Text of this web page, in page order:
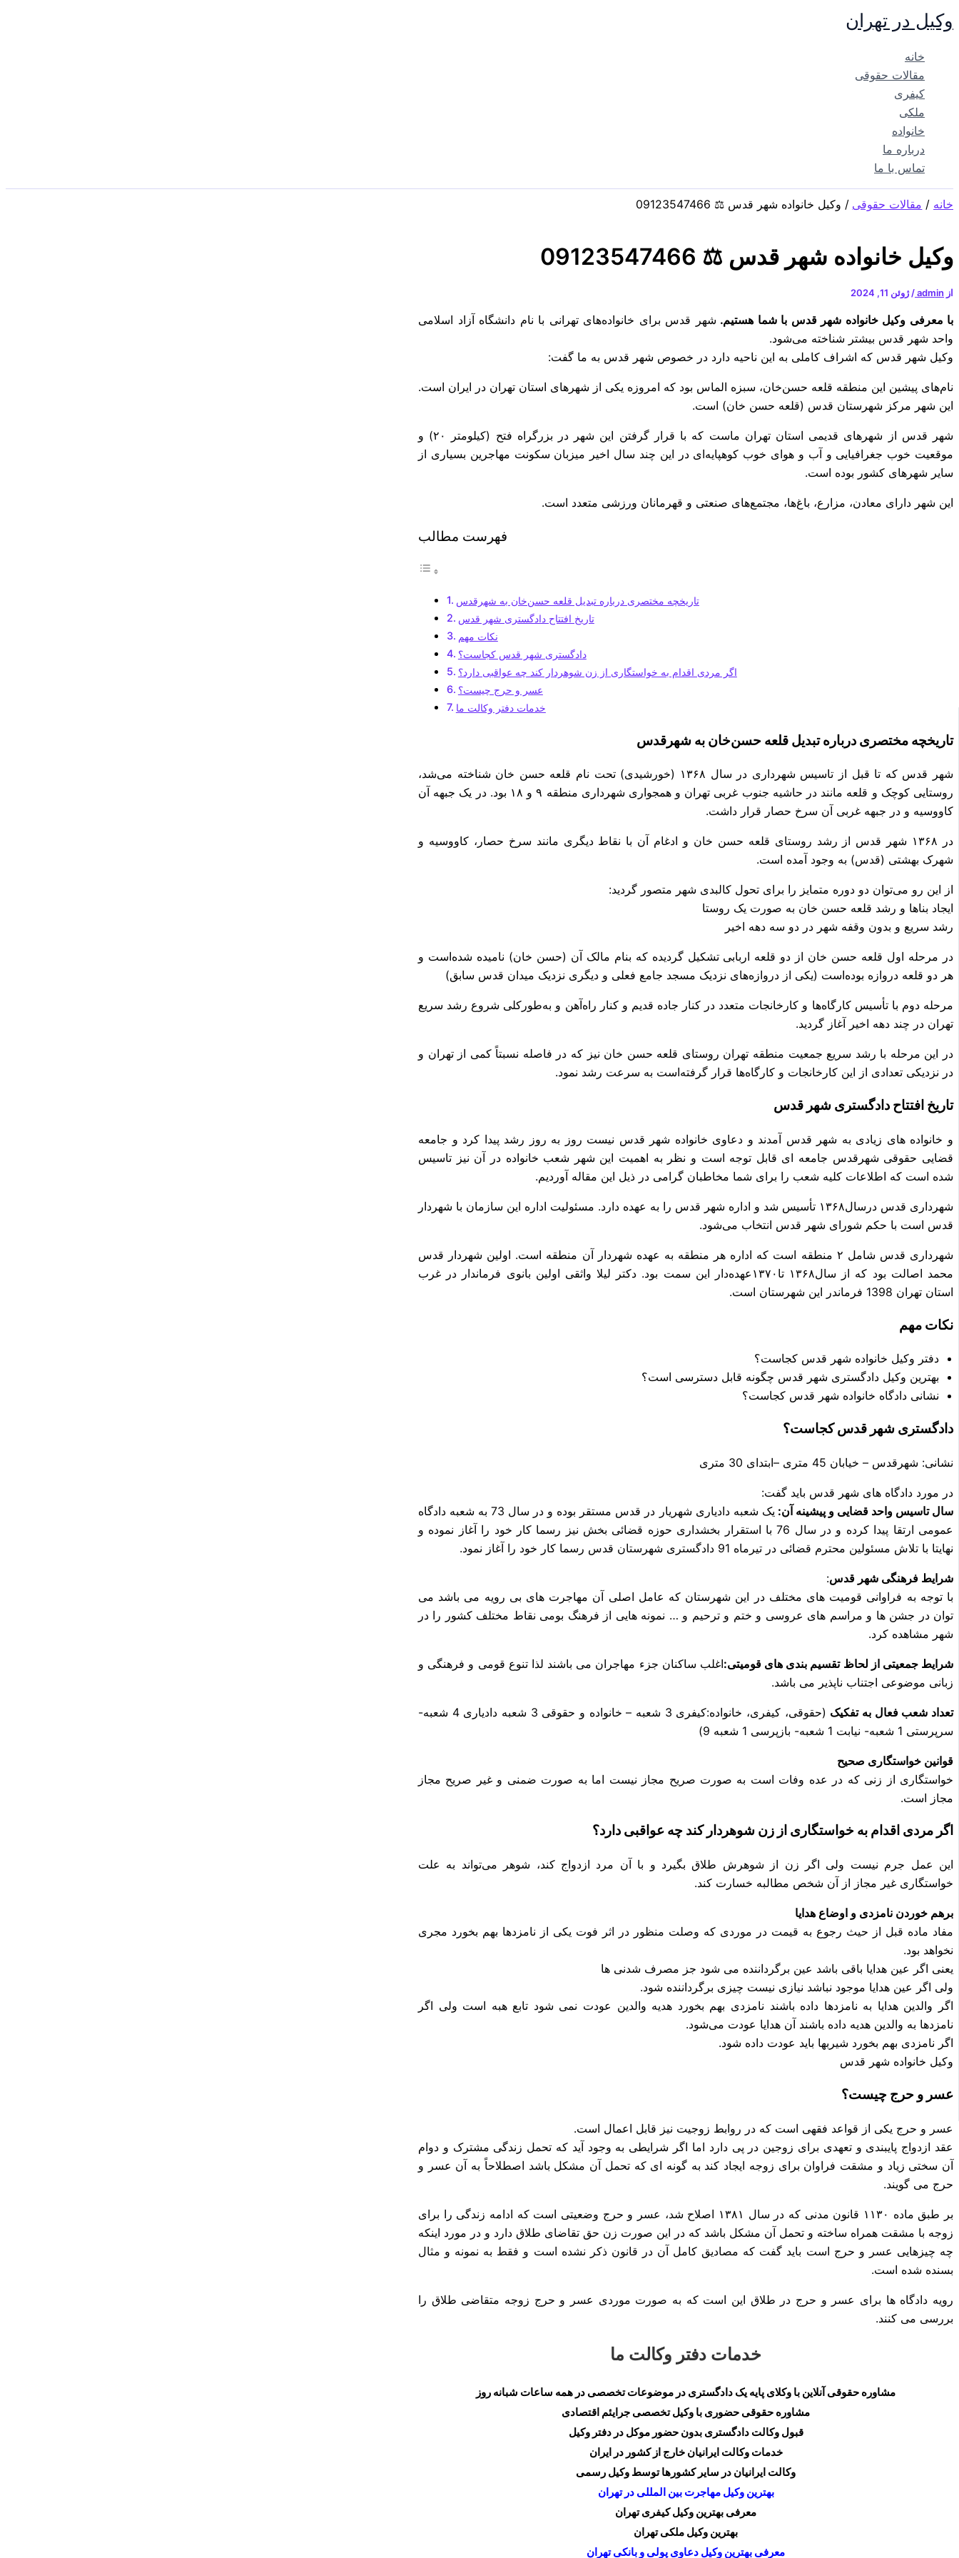
پرش
به
وکیل در تهران
خانه
مقالات حقوقی
کیفری
ملکی
خانواده
درباره ما
تماس با ما
خانه مقالات حقوقی وکیل خانواده شهر قدس ⚖️ 09123547466
وکیل خانواده شهر قدس ⚖️ 09123547466
از admin
/ژوئن 11, 2024
با معرفی وکیل خانواده شهر قدس با شما هستیم. شهر قدس برای خانواده‌های تهرانی با نام دانشگاه آزاد اسلامی
واحد شهر قدس بیشتر شناخته می‌شود.
وکیل شهر قدس که اشراف کاملی به این ناحیه دارد در خصوص شهر قدس به ما گفت:
نام‌های پیشین این منطقه قلعه حسن‌خان، سبزه الماس بود که امروزه یکی از شهرهای استان تهران در ایران است.
این شهر مرکز شهرستان قدس (قلعه حسن خان) است.
شهر قدس از شهرهای قدیمی استان تهران ماست که با قرار گرفتن این شهر در بزرگراه فتح (کیلومتر ۲۰) و
موقعیت خوب جغرافیایی و آب و هوای خوب کوهپایه‌ای در این چند سال اخیر میزبان سکونت مهاجرین بسیاری از
سایر شهرهای کشور بوده ‌است.
این شهر دارای معادن، مزارع، باغ‌ها، مجتمع‌های صنعتی و قهرمانان ورزشی متعدد است.
فهرست مطالب
تاریخچه مختصری درباره تبدیل قلعه حسن‌خان به شهرقدس
تاریخ افتتاح دادگستری شهر قدس
نکات مهم
دادگستری شهر قدس کجاست؟
اگر مردی اقدام به خواستگاری از زن شوهردار کند چه عواقبی دارد؟
عسر و حرج چیست؟
خدمات دفتر وکالت ما
تاریخچه مختصری درباره تبدیل قلعه حسن‌خان به شهرقدس
شهر قدس که تا قبل از تاسیس شهرداری در سال ۱۳۶۸ (خورشیدی) تحت نام قلعه حسن خان شناخته می‌شد،
روستایی کوچک و قلعه مانند در حاشیه جنوب غربی تهران و همجواری شهرداری منطقه ۹ و ۱۸ بود. در یک جبهه آن
کاووسیه و در جبهه غربی آن سرخ حصار قرار داشت.
در ۱۳۶۸ شهر قدس از رشد روستای قلعه حسن خان و ادغام آن با نقاط دیگری مانند سرخ حصار، کاووسیه و
شهرک بهشتی (قدس) به وجود آمده‌ است.
از این ‌رو می‌توان دو دوره متمایز را برای تحول کالبدی شهر متصور گردید:
ایجاد بناها و رشد قلعه حسن خان به صورت یک روستا
رشد سریع و بدون وقفه شهر در دو سه دهه اخیر
در مرحله اول قلعه حسن خان از دو قلعه اربابی تشکیل گردیده که بنام مالک آن (حسن خان) نامیده شده‌است و
هر دو قلعه دروازه بوده‌است (یکی از دروازه‌های نزدیک مسجد جامع فعلی و دیگری نزدیک میدان قدس سابق)
مرحله دوم با تأسیس کارگاه‌ها و کارخانجات متعدد در کنار جاده قدیم و کنار راه‌آهن و به‌طورکلی شروع رشد سریع
تهران در چند دهه اخیر آغاز گردید.
در این مرحله با رشد سریع جمعیت منطقه تهران روستای قلعه حسن خان نیز که در فاصله نسبتاً کمی از تهران و
در نزدیکی تعدادی از این کارخانجات و کارگاه‌ها قرار گرفته‌است به سرعت رشد نمود.
تاریخ افتتاح دادگستری شهر قدس
و خانواده های زیادی به شهر قدس آمدند و دعاوی خانواده شهر قدس نیست روز به روز رشد پیدا کرد و جامعه
قضایی حقوقی شهرقدس جامعه ای قابل توجه است و نظر به اهمیت این شهر شعب خانواده در آن نیز تاسیس
شده است که اطلاعات کلیه شعب را برای شما مخاطبان گرامی در ذیل این مقاله آوردیم.
شهرداری قدس درسال۱۳۶۸ تأسیس شد و اداره شهر قدس را به عهده دارد. مسئولیت اداره این سازمان با شهردار
قدس است با حکم شورای شهر قدس انتخاب می‌شود.
شهرداری قدس شامل ۲ منطقه است که اداره هر منطقه به عهده شهردار آن منطقه‌ است. اولین شهردار قدس
محمد اصالت بود که از سال۱۳۶۸ تا۱۳۷۰عهده‌دار این سمت بود. دکتر لیلا واثقی اولین بانوی فرماندار در غرب
استان تهران 1398 فرماندر این شهرستان است.
نکات مهم
دفتر وکیل خانواده شهر قدس کجاست؟
بهترین وکیل دادگستری شهر قدس چگونه قابل دسترسی است؟
نشانی دادگاه خانواده شهر قدس کجاست؟
دادگستری شهر قدس کجاست؟
نشانی: شهرقدس – خیابان 45 متری –ابتدای 30 متری
در مورد دادگاه های شهر قدس باید گفت:
سال تاسیس واحد قضایی و پیشینه آن:
یک شعبه دادیاری شهریار در قدس مستقر بوده و در سال 73 به شعبه دادگاه
عمومی ارتقا پیدا کرده و در سال 76 با استقرار بخشداری حوزه قضائی بخش نیز رسما کار خود را آغاز نموده و
نهایتا با تلاش مسئولین محترم قضائی در تیرماه 91 دادگستری شهرستان قدس رسما کار خود را آغاز نمود.
شرایط فرهنگی شهر قدس:
با توجه به فراوانی قومیت های مختلف در این شهرستان که عامل اصلی آن مهاجرت های بی رویه می باشد می
توان در جشن ها و مراسم های عروسی و ختم و ترحیم و … نمونه هایی از فرهنگ بومی نقاط مختلف کشور را در
شهر مشاهده کرد.
شرایط جمعیتی از لحاظ تقسیم بندی های قومیتی:اغلب ساکنان جزء مهاجران می باشند لذا تنوع قومی و فرهنگی و
زبانی موضوعی اجتناب ناپذیر می باشد.
تعداد شعب فعال به تفکیک
(حقوقی، کیفری، خانواده:کیفری 3 شعبه – خانواده و حقوقی 3 شعبه دادیاری 4 شعبه-
سرپرستی 1 شعبه- نیابت 1 شعبه- بازپرسی 1 شعبه 9)
قوانین خواستگاری صحیح
خواستگاری از زنی که در عده وفات است به صورت صریح مجاز نیست اما به صورت ضمنی و غیر صریح مجاز
مجاز است.
اگر مردی اقدام به خواستگاری از زن شوهردار کند چه عواقبی دارد؟
این عمل جرم نیست ولی اگر زن از شوهرش طلاق بگیرد و با آن مرد ازدواج کند، شوهر می‌تواند به علت
خواستگاری غیر مجاز از آن شخص مطالبه خسارت کند.
برهم خوردن نامزدی و اوضاع هدایا
مفاد ماده قبل از حیث رجوع به قیمت در موردی که وصلت منظور در اثر فوت یکی از نامزدها بهم بخورد مجری
نخواهد بود.
یعنی اگر عین هدایا باقی باشد عین برگرداننده می شود جز مصرف شدنی ها
ولی اگر عین هدایا موجود نباشد نیازی نیست چیزی برگرداننده شود.
اگر والدین هدایا به نامزدها داده باشند نامزدی بهم بخورد هدیه والدین عودت نمی شود تابع هبه است ولی اگر
نامزدها به والدین هدیه داده باشند آن هدایا عودت می‌شود.
اگر نامزدی بهم بخورد شیربها باید عودت داده شود.
وکیل خانواده شهر قدس
عسر و حرج چیست؟
عسر و حرج یکی از قواعد فقهی است که در روابط زوجیت نیز قابل اعمال است.
عقد ازدواج پایبندی و تعهدی برای زوجین در پی دارد اما اگر شرایطی به وجود آید که تحمل زندگی مشترک و دوام
آن سختی زیاد و مشقت فراوان برای زوجه ایجاد کند به گونه ای که تحمل آن مشکل باشد اصطلاحاً به آن عسر و
حرج می گویند.
بر طبق ماده ۱۱۳۰ قانون مدنی که در سال ۱۳۸۱ اصلاح شد، عسر و حرج وضعیتی است که ادامه زندگی را برای
زوجه با مشقت همراه ساخته و تحمل آن مشکل باشد که در این صورت زن حق تقاضای طلاق دارد و در مورد اینکه
چه چیزهایی عسر و حرج است باید گفت که مصادیق کامل آن در قانون ذکر نشده است و فقط به نمونه و مثال
بسنده شده است.
رویه دادگاه ها برای عسر و حرج در طلاق این است که به صورت موردی عسر و حرج زوجه متقاضی طلاق را
بررسی می کنند.
خدمات دفتر وکالت ما
مشاوره حقوقی آنلاین با وکلای پایه یک دادگستری در موضوعات تخصصی در همه ساعات شبانه روز
مشاوره حقوقی حضوری با وکیل تخصصی جرایئم اقتصادی
قبول وکالت دادگستری بدون حضور موکل در دفتر وکیل
خدمات وکالت ایرانیان خارج از کشور در ایران
وکالت ایرانیان در سایر کشورها توسط وکیل رسمی
بهترین وکیل مهاجرت بین المللی در تهران
معرفی بهترین وکیل کیفری تهران
بهترین وکیل ملکی تهران
معرفی بهترین وکیل دعاوی پولی و بانکی تهران